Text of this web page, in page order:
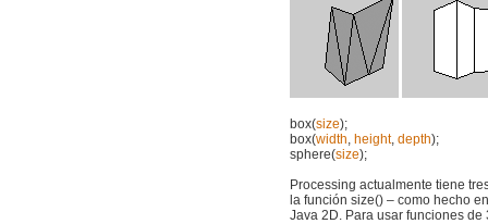
box(size);
box(width, height, depth);
sphere(size);
Processing actualmente tiene
la función size() – como hecho
Java 2D. Para usar funciones